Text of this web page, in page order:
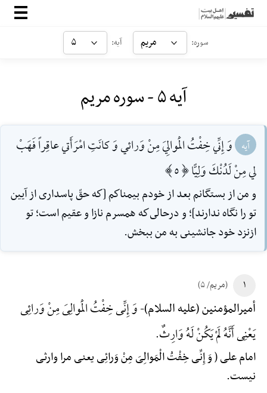
صفحه‌اصلی
ارتباط با ما
سوره: مریم آیه: ۵
آیه ۵ - سوره مریم
آیه وَ إِنِّي خِفْتُ الْمَوالِيَ مِنْ وَرائي وَ كانَتِ امْرَأَتي عاقِراً فَهَبْ
لي مِنْ لَدُنْكَ وَلِيًّا [5]
و من از بستگانم بعد از خودم بيمناكم [كه حقّ پاسدارى از آيين
تو را نگاه ندارند]؛ و درحالى‌كه همسرم نازا و عقيم است؛ تو
ازنزد خود جانشينى به من ببخش.
۱ (مریم/ ۵)
أمیرالمؤمنین (علیه السلام)-وَ إِنِّی خِفْتُ الْمَوالِیَ مِنْ وَرائِی
یَعْنِی أَنَّهُ لَمْ یَکُنْ لَهُ وَارِثٌ.
امام علی ( وَ إِنِّی خِفْتُ الْمَوالِیَ مِنْ وَرائِی یعنی مرا وارثی
نیست.